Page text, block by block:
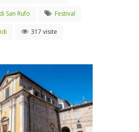
San Rufo Festival
317 visite